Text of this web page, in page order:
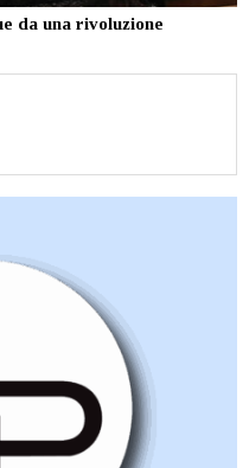
da una rivoluzione